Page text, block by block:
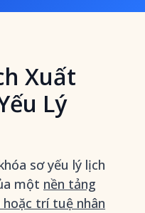
Xuất
Lý
sơ yếu lý lịch
một nền tảng
trí tuệ nhân